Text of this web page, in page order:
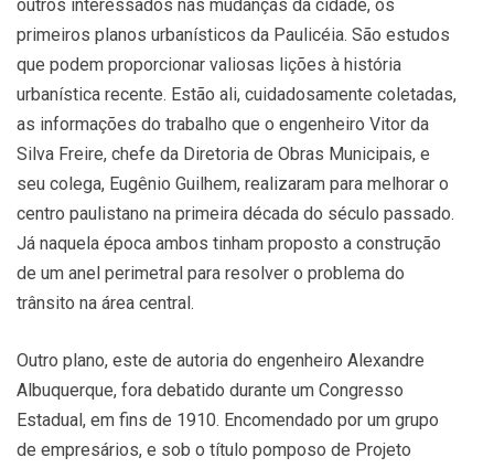
outros interessados nas mudanças da cidade, os
primeiros planos urbanísticos da Paulicéia. São estudos
que podem proporcionar valiosas lições à história
urbanística recente. Estão ali, cuidadosamente coletadas,
as informações do trabalho que o engenheiro Vitor da
Silva Freire, chefe da Diretoria de Obras Municipais, e
seu colega, Eugênio Guilhem, realizaram para melhorar o
centro paulistano na primeira década do século passado.
Já naquela época ambos tinham proposto a construção
de um anel perimetral para resolver o problema do
trânsito na área central.
Outro plano, este de autoria do engenheiro Alexandre
Albuquerque, fora debatido durante um Congresso
Estadual, em fins de 1910. Encomendado por um grupo
de empresários, e sob o título pomposo de Projeto